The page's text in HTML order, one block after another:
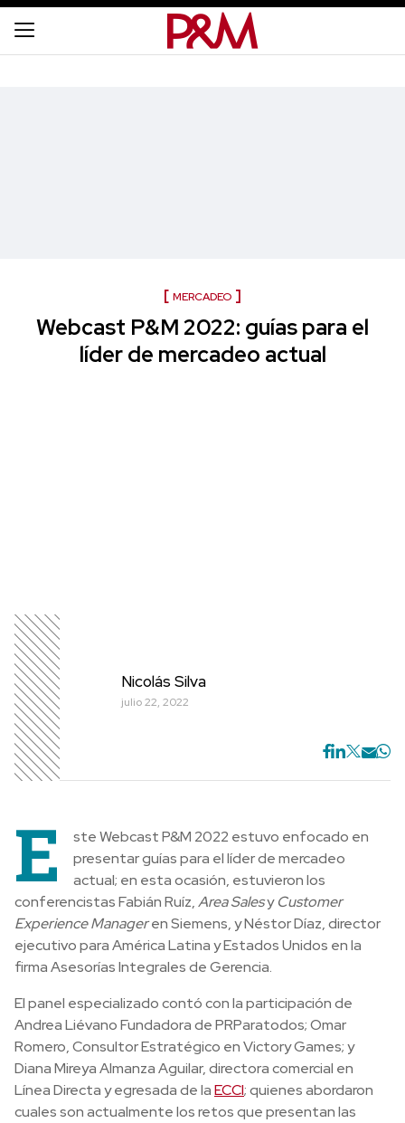
MERCADEO
Webcast P&M 2022: guías para el
líder de mercadeo actual
Nicolás Silva
julio 22, 2022
E
ste Webcast P&M 2022 estuvo enfocado en
presentar guías para el líder de mercadeo
actual; en esta ocasión, estuvieron los
conferencistas Fabián Ruíz,Area SalesyCustomer
Experience Manageren Siemens, y Néstor Díaz, director
ejecutivo para América Latina y Estados Unidos en la
firma Asesorías Integrales de Gerencia.
El panel especializado contó con la participación de
Andrea Liévano Fundadora de PRParatodos; Omar
Romero, Consultor Estratégico en Victory Games; y
Diana Mireya Almanza Aguilar, directora comercial en
Línea Directa y egresada de laECCI; quienes abordaron
cuales son actualmente los retos que presentan las